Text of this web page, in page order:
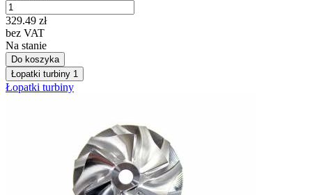
329.49 zł
bez VAT
Na stanie
Do koszyka
Łopatki turbiny 1
Łopatki turbiny